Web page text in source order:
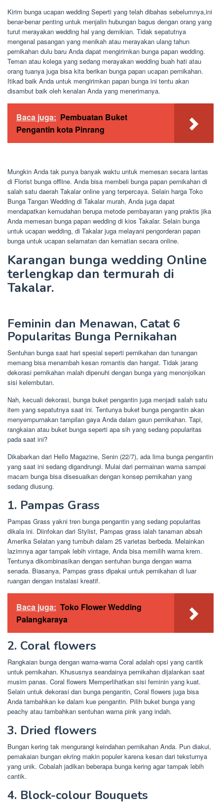
Kirim bunga ucapan wedding Seperti yang telah dibahas sebelumnya,ini
benar-benar penting untuk menjalin hubungan bagus dengan orang yang
turut merayakan wedding hal yang demikian. Tidak sepatutnya
mengenal pasangan yang menikah atau merayakan ulang tahun
pernikahan dulu baru Anda dapat mengirimkan bunga papan wedding.
Teman atau kolega yang sedang merayakan wedding buah hati atau
orang tuanya juga bisa kita berikan bunga papan ucapan pernikahan.
Itikad baik Anda untuk mengirimkan papan bunga ini tentu akan
disambut baik oleh kenalan Anda yang menerimanya.
Baca juga: Pembuatan Buket
Pengantin kota Pinrang
Mungkin Anda tak punya banyak waktu untuk memesan secara lantas
di Florist bunga offline. Anda bisa membeli bunga papan pernikahan di
salah satu daerah Takalar online yang terpercaya. Selain harga Toko
Bunga Tangan Wedding di Takalar murah, Anda juga dapat
mendapatkan kemudahan berupa metode pembayaran yang praktis jika
Anda memesan bunga papan wedding di kios Takalar. Selain bunga
untuk ucapan wedding, di Takalar juga melayani pengorderan papan
bunga untuk ucapan selamatan dan kematian secara online.
Karangan bunga wedding Online
terlengkap dan termurah di
Takalar.
Feminin dan Menawan, Catat 6
Popularitas Bunga Pernikahan
Sentuhan bunga saat hari spesial seperti pernikahan dan tunangan
memang bisa menambah kesan romantis dan hangat. Tidak jarang
dekorasi pernikahan malah dipenuhi dengan bunga yang menonjolkan
sisi kelembutan.
Nah, kecuali dekorasi, bunga buket pengantin juga menjadi salah satu
item yang sepatutnya saat ini. Tentunya buket bunga pengantin akan
menyempurnakan tampilan gaya Anda dalam gaun pernikahan. Tapi,
rangkaian atau buket bunga seperti apa sih yang sedang popularitas
pada saat ini?
Dikabarkan dari Hello Magazine, Senin (22/7), ada lima bunga pengantin
yang saat ini sedang digandrungi. Mulai dari permainan warna sampai
macam bunga bisa disesuaikan dengan konsep pernikahan yang
sedang diusung.
1. Pampas Grass
Pampas Grass yakni tren bunga pengantin yang sedang popularitas
dikala ini. Diinfokan dari Stylist, Pampas grass ialah tanaman absah
Amerika Selatan yang tumbuh dalam 25 varietas berbeda. Melainkan
lazimnya agar tampak lebih vintage, Anda bisa memilih warna krem.
Tentunya dikombinasikan dengan sentuhan bunga dengan warna
senada. Biasanya, Pampas grass dipakai untuk pernikahan di luar
ruangan dengan instalasi kreatif.
Baca juga: Toko Flower Wedding
Palangkaraya
2. Coral flowers
Rangkaian bunga dengan warna-warna Coral adalah opsi yang cantik
untuk pernikahan. Khususnya seandainya pernikahan dijalankan saat
musim panas. Coral flowers Memperlihatkan sisi feminin yang kuat.
Selain untuk dekorasi dan bunga pengantin, Coral flowers juga bisa
Anda tambahkan ke dalam kue pengantin. Pilih buket bunga yang
peachy atau tambahkan sentuhan warna pink yang indah.
3. Dried flowers
Bungan kering tak mengurangi keindahan pernikahan Anda. Pun diakui,
pemakaian bungan ekring makin populer karena kesan dari teksturnya
yang unik. Cobalah jadikan beberapa bunga kering agar tampak lebih
cantik.
4. Block-colour Bouquets